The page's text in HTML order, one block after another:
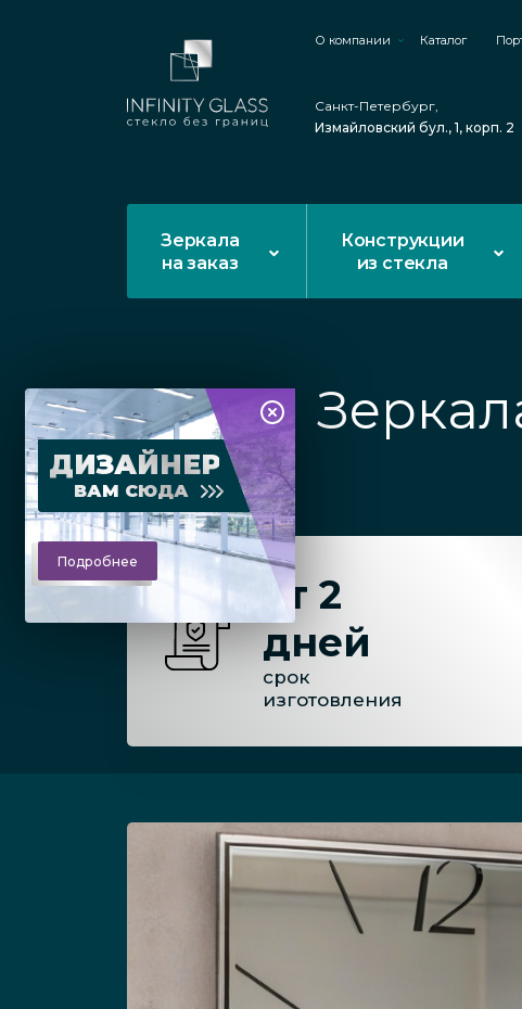
О компании Каталог
Санкт-Петербург,
Измайловский бул., 1, корп. 2
Зеркала
на заказ
Конструкции
из стекла
ДИЗАЙНЕР
ВАМ СЮДА
Подробнее
от 2
дней
срок
изготовления